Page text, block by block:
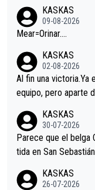
KASKAS
09-08-2026
Mear=Orinar….
KASKAS
02-08-2026
Al fin una victoria.Ya
equipo, pero aparte
s.La única buena
astian.Si en la
er alguna sorpresa
KASKAS
30-07-2026
Parece que el belga
tida en San
KASKAS
26-07-2026